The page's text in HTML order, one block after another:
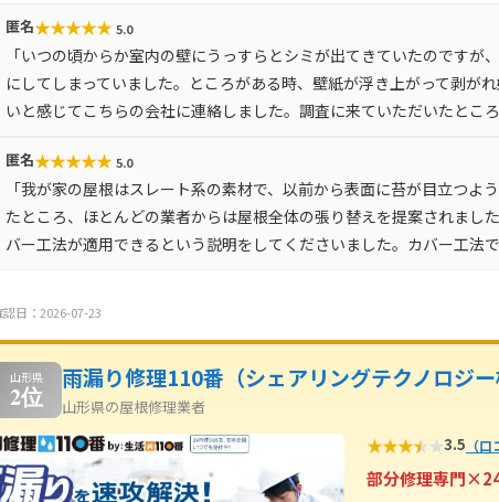
匿名★★★★★ 5.0
「いつの頃からか室内の壁にうっすらとシミが出てきていたのです
にしてしまっていました。ところがある時、壁紙が浮き上がって剥が
いと感じてこちらの会社に連絡しました。調査に来ていただいたとこ
匿名★★★★★ 5.0
「我が家の屋根はスレート系の素材で、以前から表面に苔が目立つよ
たところ、ほとんどの業者からは屋根全体の張り替えを提案されまし
バー工法が適用できるという説明をしてくださいました。カバー工法
認日：2026-07-23
山形県
2位
雨漏り修理110番（シェアリングテクノロジー
山形県の屋根修理業者
★★★★★3.5 （
部分修理専門